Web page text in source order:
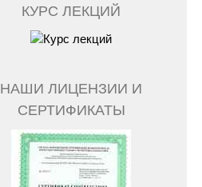
КУРС ЛЕКЦИЙ
НАШИ ЛИЦЕНЗИИ И
СЕРТИФИКАТЫ